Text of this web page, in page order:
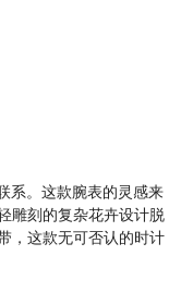
系。这款腕表的灵感来
雕刻的复杂花卉设计脱
，这款无可否认的时计